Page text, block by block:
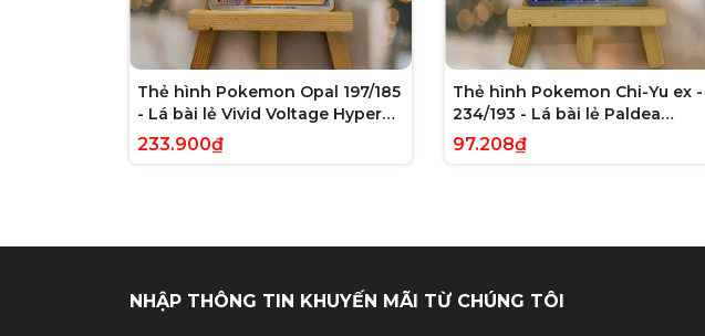
Thẻ hình Pokemon Opal 197/185
- Lá bài lẻ Vivid Voltage Hyper
Rare tiếng Anh chính hãng
233.900₫
Thẻ hình Pokemon Chi-Yu ex -
234/193 - Lá bài lẻ Paldea
Evolved Full Art Secret Rare
tiếng Anh chính hãng
97.208₫
NHẬP THÔNG TIN KHUYẾN MÃI TỪ CHÚNG TÔI